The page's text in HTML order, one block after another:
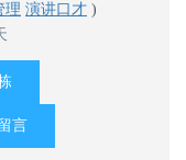
理 演讲口才 )
言